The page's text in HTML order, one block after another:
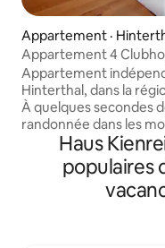
Appartement ·
Appartement 4
Luxe alpin
Appartement
Hinterthal, dans la
À quelques secondes
randonnée dans les
piste cyclable, des
restaurants avec une
Deux feux de bois
de journée. À
Haus
populaires